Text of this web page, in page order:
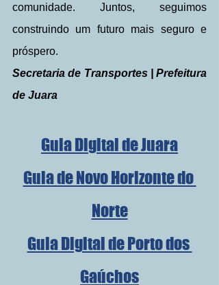
comunidade. Juntos, seguimos
construindo um futuro mais seguro e
próspero.
Secretaria de Transportes | Prefeitura
de Juara
Guia Digital de Juara
Guia de Novo Horizonte do
Norte
Guia Digital de Porto dos
Gaúchos